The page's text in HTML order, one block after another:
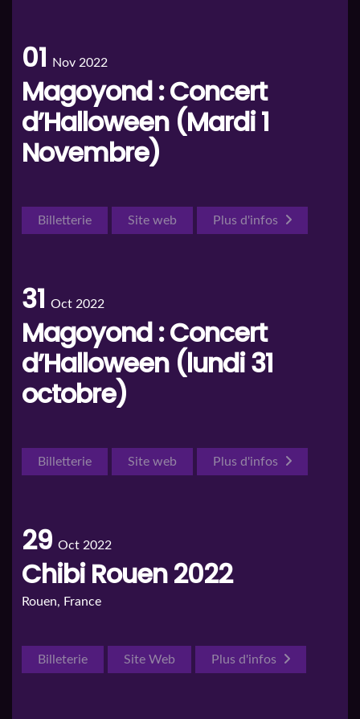
01 Nov 2022
Magoyond : Concert
d’Halloween (Mardi 1
Novembre)
Billetterie Site web Plus d'infos
31 Oct 2022
Magoyond : Concert
d’Halloween (lundi 31
octobre)
Billetterie Site web Plus d'infos
29 Oct 2022
Chibi Rouen 2022
Rouen, France
Billeterie Site Web Plus d'infos